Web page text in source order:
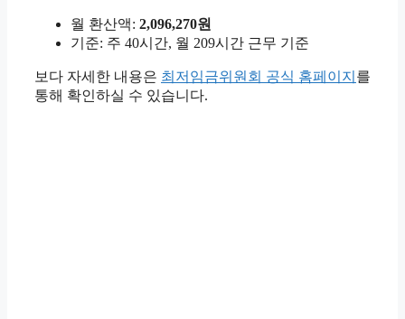
월 환산액: 2,096,270원
기준: 주 40시간, 월 209시간 근무 기준
보다 자세한 내용은 최저임금위원회 공식 홈페이지 를
통해 확인하실 수 있습니다.